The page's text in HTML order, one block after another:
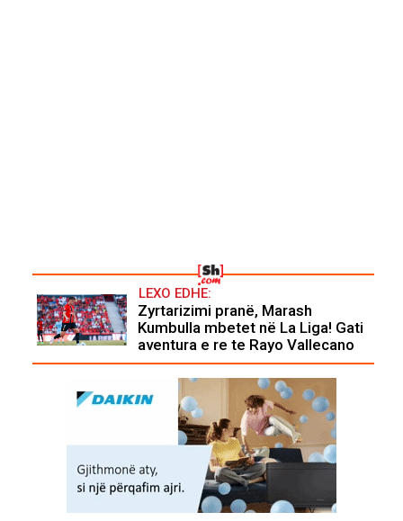
LEXO EDHE:
Zyrtarizimi pranë, Marash
Kumbulla mbetet në La Liga! Gati
aventura e re te Rayo Vallecano